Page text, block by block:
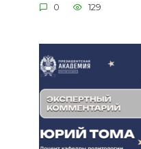
0 129